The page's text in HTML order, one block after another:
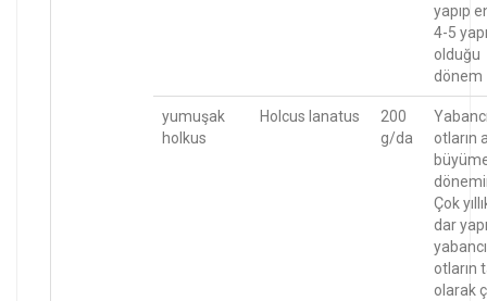
yapıp
4-5
olduğu
dönem
yumuşak
holkus
Holcus lanatus
200
g/da
otların
Çok
dar
yabancı
otların
olarak